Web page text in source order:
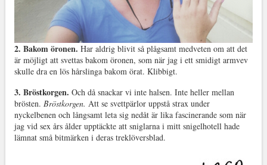
2. Bakom öronen. Har aldrig blivit så plågsamt medveten om att det
är möjligt att svettas bakom öronen, som när jag i ett smidigt armvev
skulle dra en lös hårslinga bakom örat. Klibbigt.
3. Bröstkorgen. Och då snackar vi inte halsen. Inte heller mellan
brösten. Bröstkorgen. Att se svettpärlor uppstå strax under
nyckelbenen och långsamt leta sig nedåt är lika fascinerande som när
jag vid sex års ålder upptäckte att sniglarna i mitt snigelhotell hade
lämnat små bitmärken i deras treklöversblad.